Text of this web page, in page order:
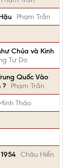
Phạm Trần
Chúa và Kinh
Tự Do
Quốc Vào
?
Phạm Trần
Thảo
Châu Hiển